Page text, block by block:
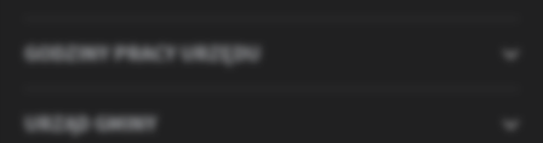
GODZINY PRACY URZĘDU
URZĄD GMINY